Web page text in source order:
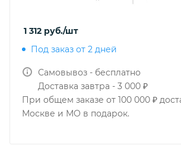
1 312 руб./шт
Под заказ от 2 дней
Самовывоз - бесплатно
Доставка завтра - 3 000 ₽
При общем заказе от 100 000 ₽
Москве и МО в подарок.